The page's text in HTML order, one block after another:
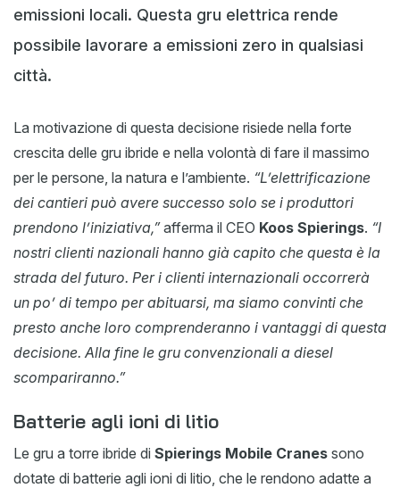
emissioni locali. Questa gru elettrica rende
possibile lavorare a emissioni zero in qualsiasi
città.
La motivazione di questa decisione risiede nella forte
crescita delle gru ibride e nella volontà di fare il massimo
per le persone, la natura e l’ambiente. “L’elettrificazione
dei cantieri può avere successo solo se i produttori
prendono l’iniziativa,”afferma il CEO Koos Spierings. “I
nostri clienti nazionali hanno già capito che questa è la
strada del futuro. Per i clienti internazionali occorrerà
un po’ di tempo per abituarsi, ma siamo convinti che
presto anche loro comprenderanno i vantaggi di questa
decisione. Alla fine le gru convenzionali a diesel
scompariranno.”
Batterie agli ioni di litio
Le gru a torre ibride di Spierings Mobile Cranes sono
dotate di batterie agli ioni di litio, che le rendono adatte a